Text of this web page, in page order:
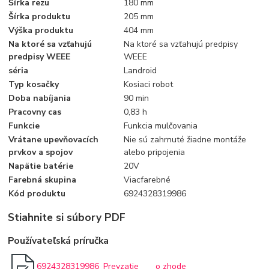
Šírka rezu
180 mm
Šírka produktu
205 mm
Výška produktu
404 mm
Na ktoré sa vzťahujú
predpisy WEEE
Na ktoré sa vzťahujú predpisy
WEEE
séria
Landroid
Typ kosačky
Kosiaci robot
Doba nabíjania
90 min
Pracovny cas
0,83 h
Funkcie
Funkcia mulčovania
Vrátane upevňovacích
prvkov a spojov
Nie sú zahrnuté žiadne montáže
alebo pripojenia
Napätie batérie
20V
Farebná skupina
Viacfarebné
Kód produktu
6924328319986
Stiahnite si súbory PDF
Používateľská príručka
6924328319986_Prevzatie o zhode